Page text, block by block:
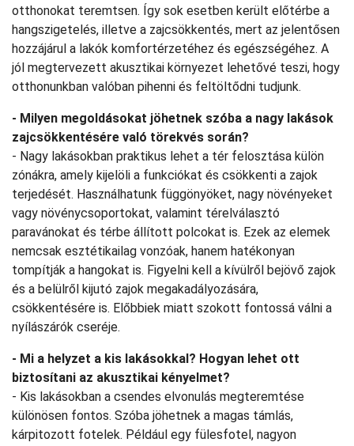
otthonokat teremtsen. Így sok esetben került előtérbe a
hangszigetelés, illetve a zajcsökkentés, mert az jelentősen
hozzájárul a lakók komfortérzetéhez és egészségéhez. A
jól megtervezett akusztikai környezet lehetővé teszi, hogy
otthonunkban valóban pihenni és feltöltődni tudjunk.
- Milyen megoldásokat jöhetnek szóba a nagy lakások
zajcsökkentésére való törekvés során?
- Nagy lakásokban praktikus lehet a tér felosztása külön
zónákra, amely kijelöli a funkciókat és csökkenti a zajok
terjedését. Használhatunk függönyöket, nagy növényeket
vagy növénycsoportokat, valamint térelválasztó
paravánokat és térbe állított polcokat is. Ezek az elemek
nemcsak esztétikailag vonzóak, hanem hatékonyan
tompítják a hangokat is. Figyelni kell a kívülről bejövő zajok
és a belülről kijutó zajok megakadályozására,
csökkentésére is. Előbbiek miatt szokott fontossá válni a
nyílászárók cseréje.
- Mi a helyzet a kis lakásokkal? Hogyan lehet ott
biztosítani az akusztikai kényelmet?
- Kis lakásokban a csendes elvonulás megteremtése
különösen fontos. Szóba jöhetnek a magas támlás,
kárpitozott fotelek. Például egy fülesfotel, nagyon